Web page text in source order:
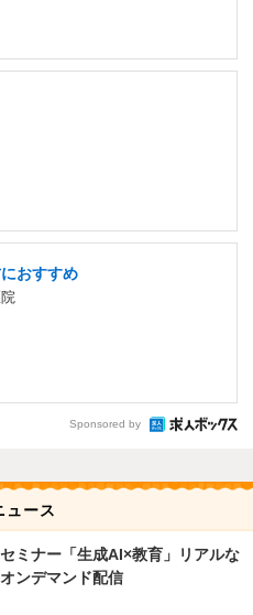
おすすめ
Sponsored by
ュース
ミナー「生成AI×教育」リアルな
ンデマンド配信